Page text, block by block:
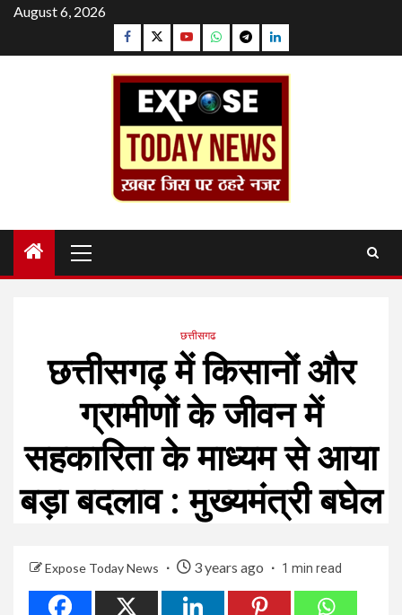
Skip
content
August 6, 2026
Facebook
TwitterYouTubeWhatsapp
TelegramLinkedin
Menu
छत्तीसगढ
छत्तीसगढ़ में किसानों और
ग्रामीणों के जीवन में
सहकारिता के माध्यम से आया
बड़ा बदलाव : मुख्यमंत्री बघेल
Expose Today News 3 years ago 1 min read